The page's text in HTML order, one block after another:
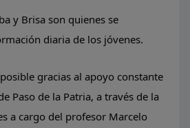
y Brisa son quienes se
diaria de los jóvenes.
gracias al apoyo constante
Paso de la Patria, a través de la
a cargo del profesor Marcelo